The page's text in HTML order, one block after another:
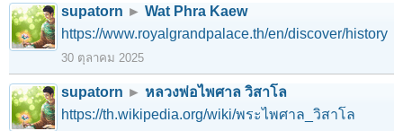
supatorn ► Wat Phra Kaew
https://www.royalgrandpalace.th/en/discover/history
30 ตุลาคม 2025
supatorn ► หลวงพ่อไพศาล วิสาโล
https://th.wikipedia.org/wiki/พระไพศาล_วิสาโล